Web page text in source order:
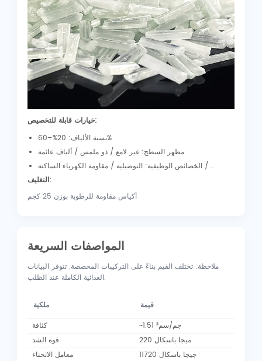
خيارات قابلة للتخصيص:
نسبة الألياف: 20%–60%
مظهر السطح: غير لامع / ذو ملمس / ألياف عائمة
الخصائص الوظيفية: التوصيلية / مقاومة الكهرباء الساكنة / ...
التغليف:
أكياس مقاومة للرطوبة بوزن 25 كجم
المواصفات السريعة
ملاحظة: تختلف القيم بناءً على التركيبات المخصصة. تتوفر البيانات
الغذائية الكاملة عند الطلب.
ملكية
قيمة
كثافة
~1.51 جم/سم³
قوة الشد
220 ميجا باسكال
معامل الانحناء
11720 جيجا باسكال